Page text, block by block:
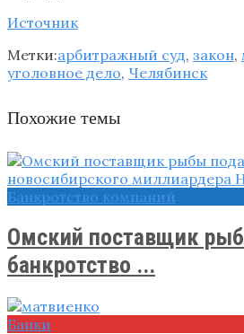
Источник
Метки:арбитражный суд, закон,
уголовное дело, Челябинск
Похожие темы
Банкротство компаний
Омский поставщик
банкротство ...
Банки